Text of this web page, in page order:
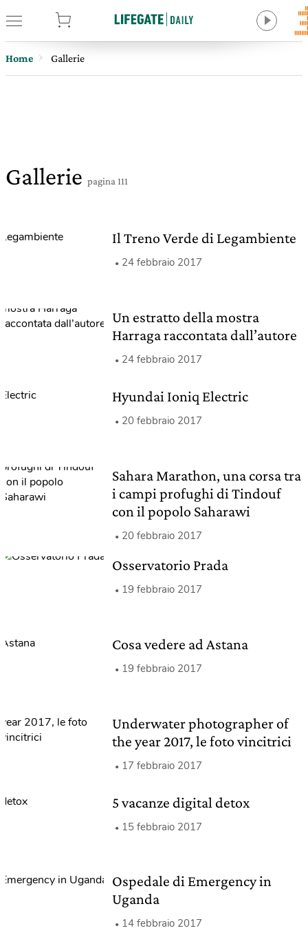
Home Gallerie
Gallerie pagina 111
Il Treno Verde di Legambiente
24 febbraio 2017
Un estratto della mostra
Harraga raccontata dall’autore
24 febbraio 2017
Hyundai Ioniq Electric
20 febbraio 2017
Sahara Marathon, una corsa tra
i campi profughi di Tindouf
con il popolo Saharawi
20 febbraio 2017
Osservatorio Prada
19 febbraio 2017
Cosa vedere ad Astana
19 febbraio 2017
Underwater photographer of
the year 2017, le foto vincitrici
17 febbraio 2017
5 vacanze digital detox
15 febbraio 2017
Ospedale di Emergency in
Uganda
14 febbraio 2017